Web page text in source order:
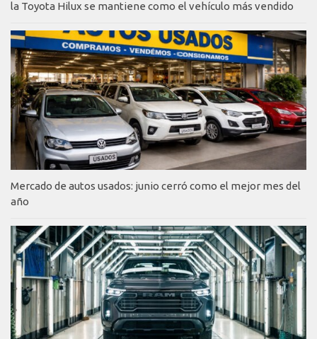
la Toyota Hilux se mantiene como el vehículo más vendido
Mercado de autos usados: junio cerró como el mejor mes del
año